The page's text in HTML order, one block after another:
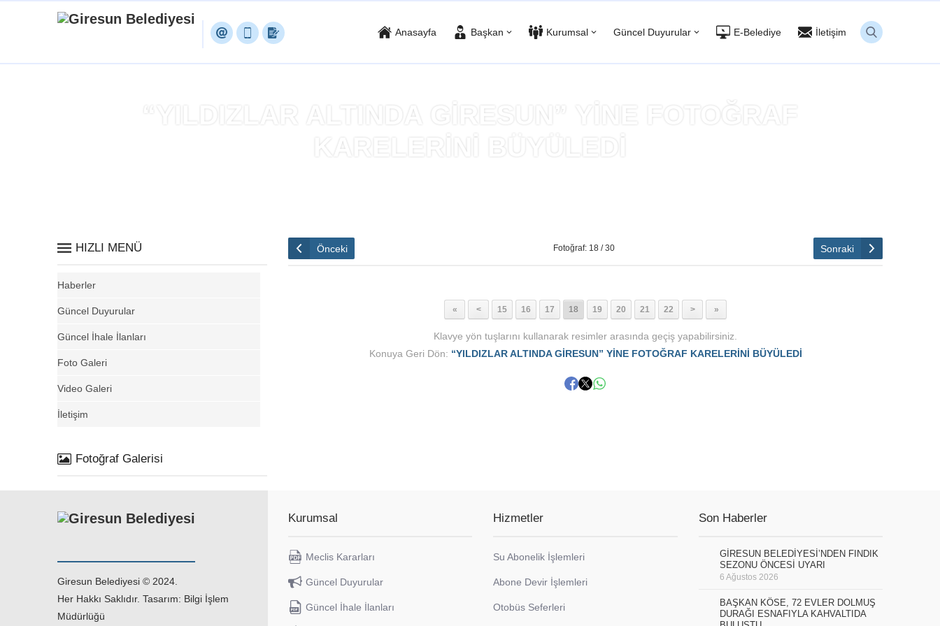
Anasayfa Başkan Kurumsal Güncel Duyurular E-Belediye İletişim
“YILDIZLAR ALTINDA GİRESUN” YİNE FOTOĞRAF
KARELERİNİ BÜYÜLEDİ
Önceki Fotoğraf: 18 / 30 Sonraki
« < 15 16 17 18 19 20 21 22 > »
Klavye yön tuşlarını kullanarak resimler arasında geçiş yapabilirsiniz.
Konuya Geri Dön: “YILDIZLAR ALTINDA GİRESUN” YİNE FOTOĞRAF KARELERİNİ BÜYÜLEDİ
HIZLI MENÜ
Haberler
Güncel Duyurular
Güncel İhale İlanları
Foto Galeri
Video Galeri
İletişim
Fotoğraf Galerisi
Giresun Belediyesi © 2024.
Her Hakkı Saklıdır. Tasarım: Bilgi İşlem
Müdürlüğü
Kurumsal
Meclis Kararları
Güncel Duyurular
Güncel İhale İlanları
Hizmetler
Su Abonelik İşlemleri
Abone Devir İşlemleri
Otobüs Seferleri
Son Haberler
GİRESUN BELEDİYESİ’NDEN FINDIK
SEZONU ÖNCESİ UYARI
6 Ağustos 2026
BAŞKAN KÖSE, 72 EVLER DOLMUŞ
DURAĞI ESNAFIYLA KAHVALTIDA